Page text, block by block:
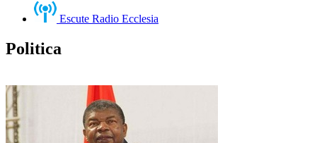
Escute Radio Ecclesia
Politica